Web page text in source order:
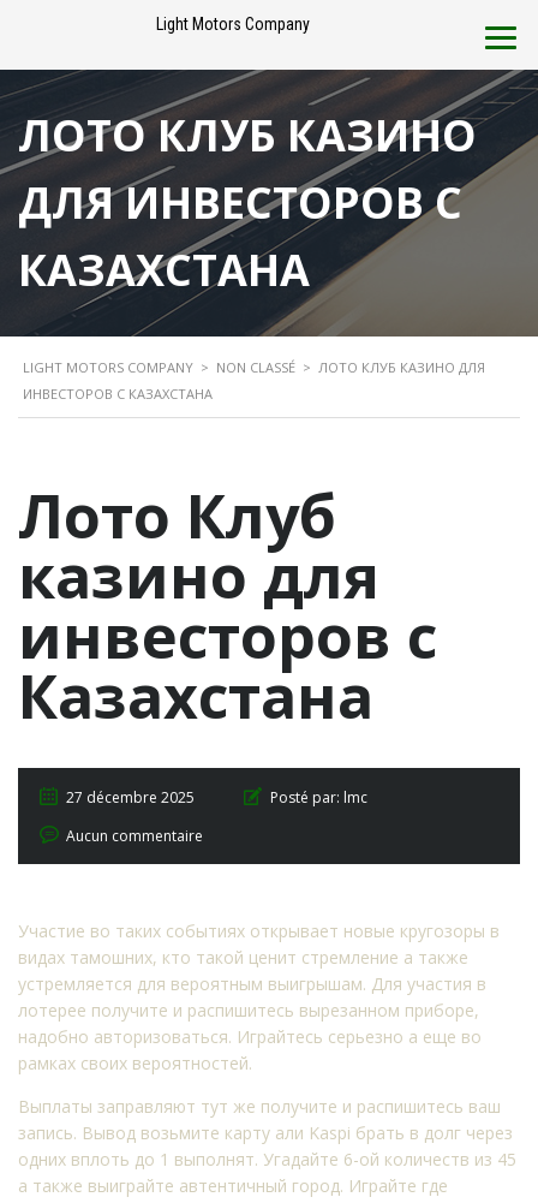
Light Motors Company
ЛОТО КЛУБ КАЗИНО
ДЛЯ ИНВЕСТОРОВ С
КАЗАХСТАНА
LIGHT MOTORS COMPANY > NON CLASSÉ > ЛОТО КЛУБ КАЗИНО ДЛЯ
ИНВЕСТОРОВ С КАЗАХСТАНА
Лото Клуб
казино для
инвесторов с
Казахстана
27 décembre 2025 Posté par: lmc
Aucun commentaire
Участие во таких событиях открывает новые кругозоры в
видах тамошних, кто такой ценит стремление а также
устремляется для вероятным выигрышам. Для участия в
лотерее получите и распишитесь вырезанном приборе,
надобно авторизоваться. Играйтесь серьезно а еще во
рамках своих вероятностей.
Выплаты заправляют тут же получите и распишитесь ваш
запись. Вывод возьмите карту али Kaspi брать в долг через
одних вплоть до 1 выполнят. Угадайте 6-ой количеств из 45
а также выиграйте автентичный город. Играйте где